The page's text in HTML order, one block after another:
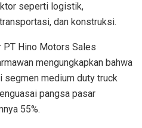
seperti logistik,
dan konstruksi.
Hino Motors Sales
mengungkapkan bahwa
segmen medium duty truck
pangsa pasar
55%.